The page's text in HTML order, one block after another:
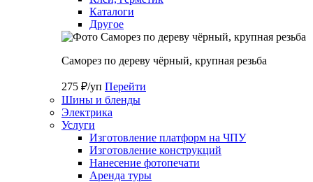
Каталоги
Другое
Саморез по дереву чёрный, крупная резьба
275 ₽/уп Перейти
Шины и бленды
Электрика
Услуги
Изготовление платформ на ЧПУ
Изготовление конструкций
Нанесение фотопечати
Аренда туры